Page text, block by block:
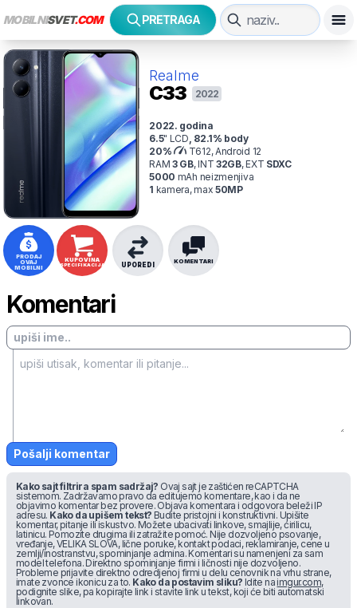
MOBILNISVET.COM PRETRAGA
Realme
C33 2022
2022. godina
6.5" LCD 82.1% body
20%
T612, Android 12
RAM 3GB,INT 32GB,EXT SDXC
5000 mAh neizmenjiva
1 kamera, max 50MP
PRODAJ
OVAJ
MOBILNI
KUPOVINA
SPECIFIKACIJA KOMENTARI
UPOREDI
Komentari
Pošalji komentar
Kako sajt filtrira spam sadržaj? Ovaj sajt je zaštićen reCAPTCHA
sistemom. Zadržavamo pravo da editujemo komentare, kao i da ne
objavimo komentar bez provere. Objava komentara i odgovora beleži IP
adresu. Kako da upišem tekst? Budite pristojni i konstruktivni. Upišite
komentar, pitanje ili iskustvo. Možete ubacivati linkove, smajlije, ćirilicu,
latinicu. Pomozite drugima ili zatražite pomoć. Nije dozvoljeno psovanje,
vređanje, VELIKA SLOVA, lične poruke, kontakt podaci, reklamiranje, cene u
zemlji/inostranstvu, spominjanje admina. Komentari su namenjeni za sam
model telefona. Direktno spominjanje firmi i ličnosti nije dozvoljeno.
Probleme prijavite direktno odredjenoj firmi u delu cenovnik na vrhu strane,
imate zvonce ikonicu za to. Kako da postavim sliku? Idite na imgur.com,
podignite slike, pa kopirajte link i stavite link u tekst, koji će biti automatski
linkovan.